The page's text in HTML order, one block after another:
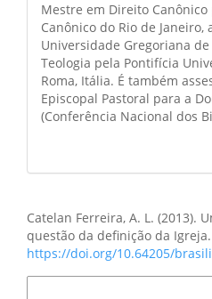
Mestre em Direito
Canônico do Rio de
Universidade Gregoriana
Teologia pela Pontifícia
Roma, Itália. É também
Episcopal Pastoral para a
(Conferência Nacional dos
Catelan Ferreira, A. L. (2013).
questão da definição da Igreja.
https://doi.org/10.64205/